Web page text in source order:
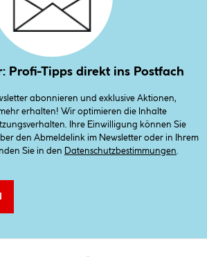
Profi-Tipps direkt ins Postfach
abonnieren und exklusive Aktionen,
erhalten! Wir optimieren die Inhalte
Ihre Einwilligung können Sie
den Abmeldelink im Newsletter oder in Ihrem
Sie in den
Datenschutzbestimmungen